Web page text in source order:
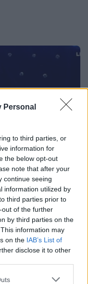
Personal
to third parties, or
information for
the below opt-out
note that after your
continue seeing
information utilized by
third parties prior to
of the further
by third parties on the
information may
on the IAB’s List of
disclose it to other
του Μπέκε